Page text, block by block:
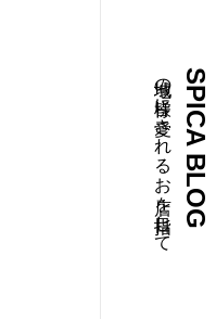
SPICA BLOG
地域の皆様に愛されるお店を目指して